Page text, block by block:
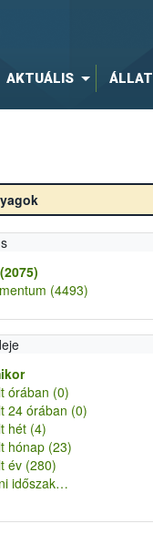
AKTUÁLIS ÁLLAT
(2075)
(4493)
órában (0)
24 órában (0)
hét (4)
hónap (23)
év (280)
időszak…